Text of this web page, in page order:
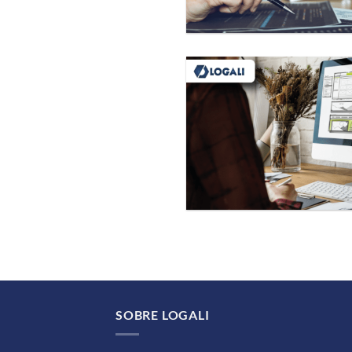
SOBRE LOGALI